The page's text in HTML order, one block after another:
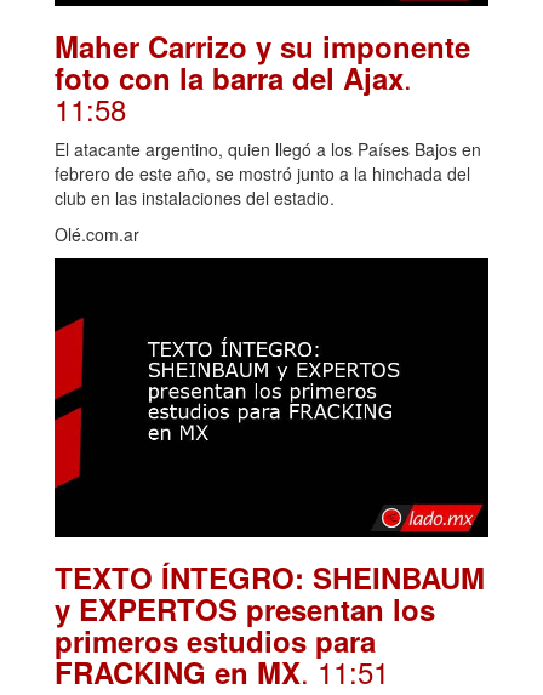
Maher Carrizo y su imponente
foto con la barra del Ajax.
11:58
El atacante argentino, quien llegó a los Países Bajos en
febrero de este año, se mostró junto a la hinchada del
club en las instalaciones del estadio.
Olé.com.ar
TEXTO ÍNTEGRO: SHEINBAUM
y EXPERTOS presentan los
primeros estudios para
FRACKING en MX. 11:51